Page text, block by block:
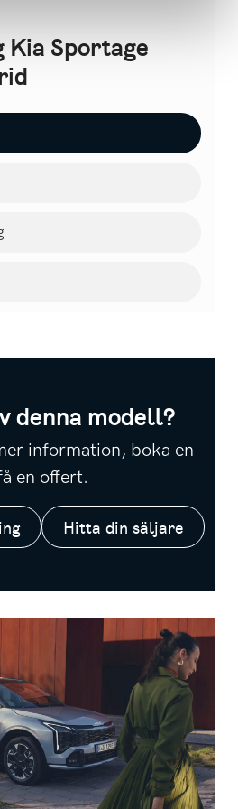
Kia Sportage
denna modell?
information, boka en
en offert.
Hitta din säljare